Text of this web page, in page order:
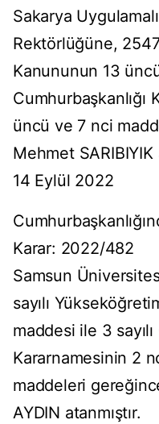
Sakarya
Rektörlüğüne,
Kanununun 13
Cumhurbaşkanlığı
üncü ve 7 nci
Mehmet SARIBIYIK
14 Eylül 2022
Karar: 2022/482
Samsun
sayılı
maddesi ile 3
Kararnamesinin 2
maddeleri
AYDIN atanmıştır.